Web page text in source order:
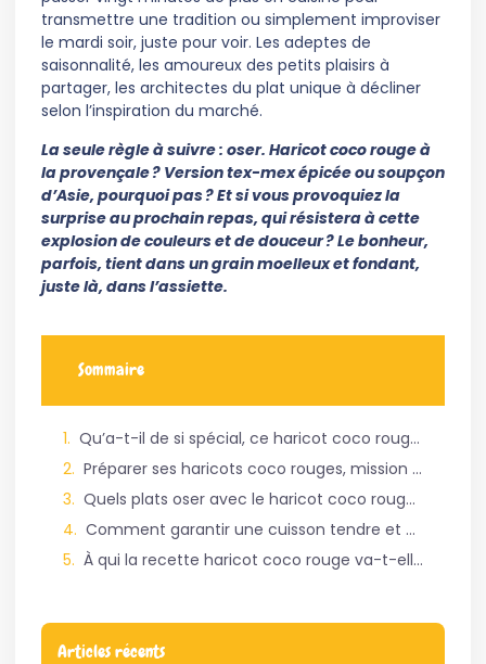
transmettre une tradition ou simplement improviser
le mardi soir, juste pour voir. Les adeptes de
saisonnalité, les amoureux des petits plaisirs à
partager, les architectes du plat unique à décliner
selon l’inspiration du marché.
La seule règle à suivre : oser. Haricot coco rouge à
la provençale ? Version tex-mex épicée ou soupçon
d’Asie, pourquoi pas ? Et si vous provoquiez la
surprise au prochain repas, qui résistera à cette
explosion de couleurs et de douceur ? Le bonheur,
parfois, tient dans un grain moelleux et fondant,
juste là, dans l’assiette.
Sommaire
Qu’a-t-il de si spécial, ce haricot coco rouge ?
Préparer ses haricots coco rouges, mission compliquée ?
Quels plats oser avec le haricot coco rouge ?
Comment garantir une cuisson tendre et des saveurs qui explosent ?
À qui la recette haricot coco rouge va-t-elle donner envie de cuisiner ?
Articles récents